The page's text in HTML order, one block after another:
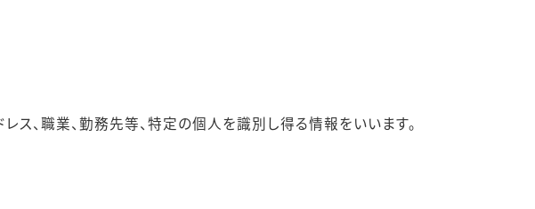
ス、職業、勤務先等、特定の個人を識別し得る情報をいいます。